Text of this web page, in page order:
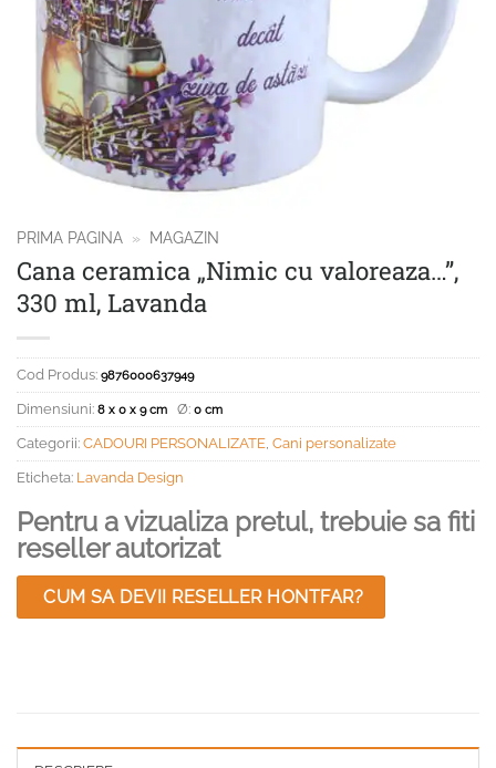
PRIMA PAGINA » MAGAZIN
Cana ceramica „Nimic cu valoreaza…”,
330 ml, Lavanda
Cod Produs: 9876000637949
Dimensiuni: 8 x 0 x 9 cm Ø: 0 cm
Categorii: CADOURI PERSONALIZATE Cani personalizate
Eticheta: Lavanda Design
Pentru a vizualiza pretul, trebuie sa fiti
reseller autorizat
CUM SA DEVII RESELLER HONTFAR?